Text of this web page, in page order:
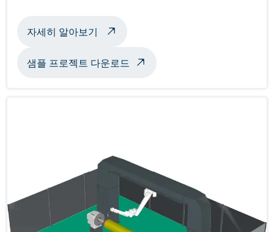
자세히 알아보기 멀티 로봇 검사 정보
샘플 프로젝트 다운로드